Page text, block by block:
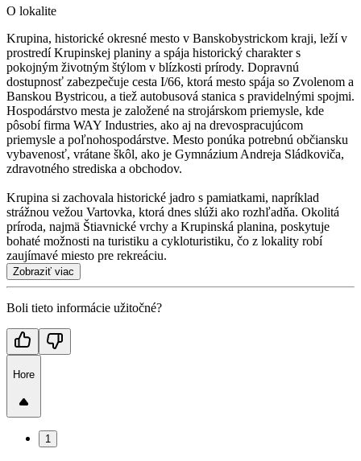
O lokalite
Krupina, historické okresné mesto v Banskobystrickom kraji, leží v
prostredí Krupinskej planiny a spája historický charakter s
pokojným životným štýlom v blízkosti prírody. Dopravnú
dostupnosť zabezpečuje cesta I/66, ktorá mesto spája so Zvolenom a
Banskou Bystricou, a tiež autobusová stanica s pravidelnými spojmi.
Hospodárstvo mesta je založené na strojárskom priemysle, kde
pôsobí firma WAY Industries, ako aj na drevospracujúcom
priemysle a poľnohospodárstve. Mesto ponúka potrebnú občiansku
vybavenosť, vrátane škôl, ako je Gymnázium Andreja Sládkoviča,
zdravotného strediska a obchodov.
Krupina si zachovala historické jadro s pamiatkami, napríklad
strážnou vežou Vartovka, ktorá dnes slúži ako rozhľadňa. Okolitá
príroda, najmä Štiavnické vrchy a Krupinská planina, poskytuje
bohaté možnosti na turistiku a cykloturistiku, čo z lokality robí
zaujímavé miesto pre rekreáciu.
Zobraziť viac
Boli tieto informácie užitočné?
Hore
1